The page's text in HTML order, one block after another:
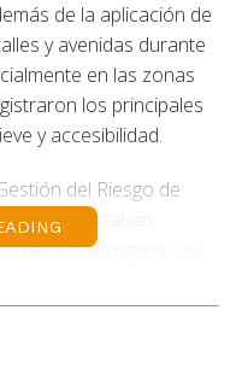
de la aplicación de
y avenidas durante
en las zonas
los principales
y accesibilidad.
del Riesgo de
estaban
de la madrugada; sin
se encontraba
labores preventivas.